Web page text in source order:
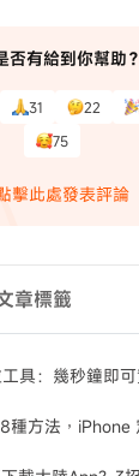
否有給到你幫助？
31 22
75
擊此處發表評論
章標籤
具：幾秒鐘即
種方法，iPhone